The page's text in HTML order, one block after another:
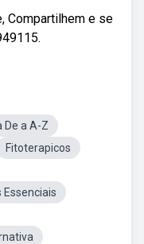
Compartilhem e se
De a A-Z
Fitoterapicos
Essenciais